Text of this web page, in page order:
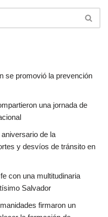
se promovió la prevención
una jornada de
de la
y desvíos de tránsito en
con una multitudinaria
Salvador
firmaron un